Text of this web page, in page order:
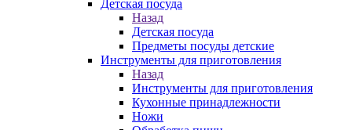
Детская посуда
Назад
Детская посуда
Предметы посуды детские
Инструменты для приготовления
Назад
Инструменты для приготовления
Кухонные принадлежности
Ножи